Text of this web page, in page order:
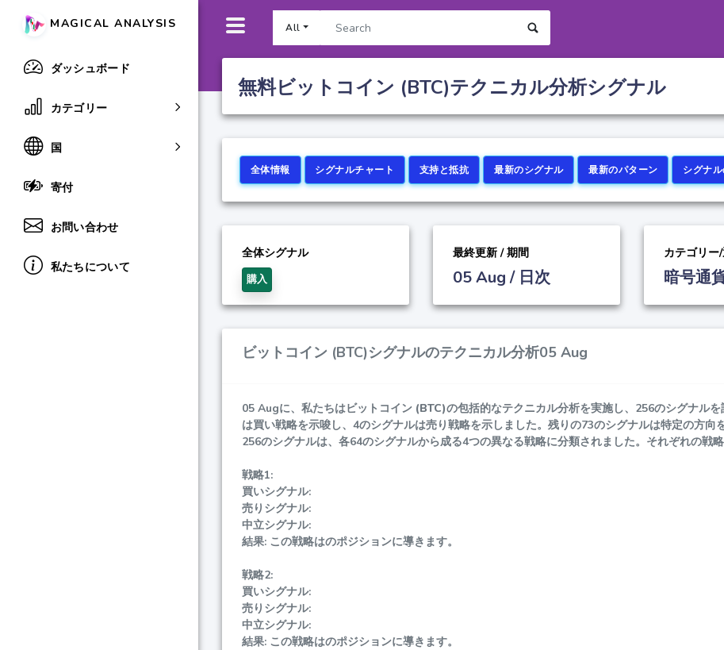
All
MAGICAL ANALYSIS
ダッシュボード
カテゴリー
国
寄付
お問い合わせ
私たちについて
無料ビットコイン (BTC)テクニカル分析シグナル
全体情報 シグナルチャート 支持と抵抗 最新のシグナル 最新のパターン シグナ
全体シグナル
購入
最終更新 / 期間
05 Aug / 日次
カテゴリー
暗号通
ビットコイン (BTC)シグナルのテクニカル分析05 Aug
05 Augに、私たちはビットコイン (BTC)の包括的なテクニカル分析を実施し、256のシグナル
は買い戦略を示唆し、4のシグナルは売り戦略を示しました。残りの73のシグナルは特定の方向
256のシグナルは、各64のシグナルから成る4つの異なる戦略に分類されました。それぞれの戦
戦略1:
買いシグナル:
売りシグナル:
中立シグナル:
結果: この戦略はのポジションに導きます。
戦略2:
買いシグナル:
売りシグナル:
中立シグナル:
結果: この戦略はのポジションに導きます。